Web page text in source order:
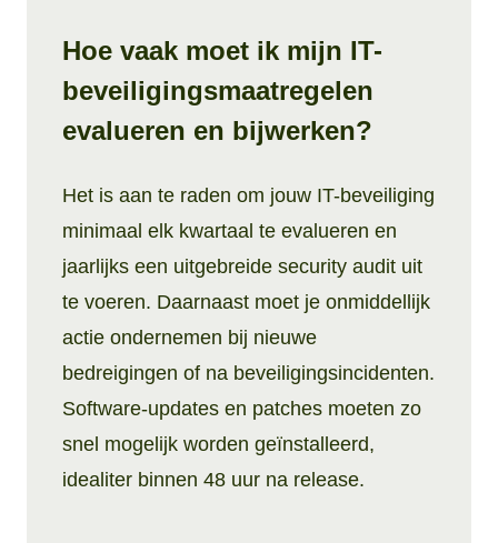
Hoe vaak moet ik mijn IT-
beveiligingsmaatregelen
evalueren en bijwerken?
Het is aan te raden om jouw IT-beveiliging
minimaal elk kwartaal te evalueren en
jaarlijks een uitgebreide security audit uit
te voeren. Daarnaast moet je onmiddellijk
actie ondernemen bij nieuwe
bedreigingen of na beveiligingsincidenten.
Software-updates en patches moeten zo
snel mogelijk worden geïnstalleerd,
idealiter binnen 48 uur na release.